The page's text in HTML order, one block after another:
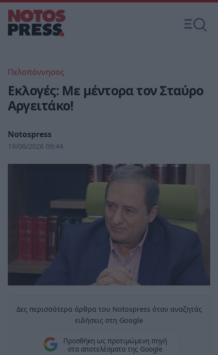
Πελοπόννησος
Εκλογές: Με μέντορα τον Σταύρο
Αργειτάκο!
Notospress
19/06/2026 09:44
Δες περισσότερα άρθρα του Notospress όταν αναζητάς
ειδήσεις στη Google
Προσθήκη ως προτιμώμενη πηγή
στα αποτελέσματα της Google